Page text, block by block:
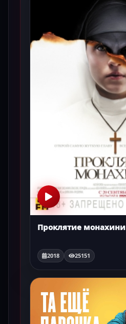
Проклятие монахини
2018 25151